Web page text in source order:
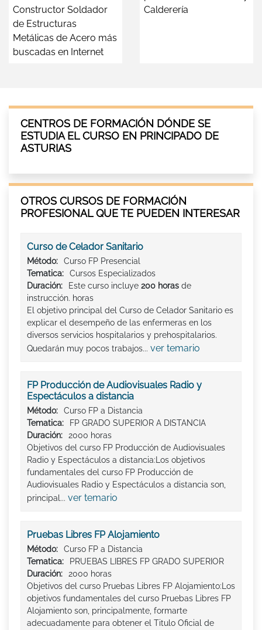
Constructor Soldador
de Estructuras
Metálicas de Acero más
buscadas en Internet
Calderería
CENTROS DE FORMACIÓN DÓNDE SE
ESTUDIA EL CURSO EN PRINCIPADO DE
ASTURIAS
OTROS CURSOS DE FORMACIÓN
PROFESIONAL QUE TE PUEDEN INTERESAR
Curso de Celador Sanitario
Método:
Curso FP Presencial
Tematica:
Cursos Especializados
Duración:
Este curso incluye 200 horas de
instrucción. horas
El objetivo principal del Curso de Celador Sanitario es
explicar el desempeño de las enfermeras en los
diversos servicios hospitalarios y prehospitalarios.
Quedarán muy pocos trabajos... ver temario
FP Producción de Audiovisuales Radio y
Espectáculos a distancia
Método:
Curso FP a Distancia
Tematica:
FP GRADO SUPERIOR A DISTANCIA
Duración:
2000 horas
Objetivos del curso FP Producción de Audiovisuales
Radio y Espectáculos a distancia:Los objetivos
fundamentales del curso FP Producción de
Audiovisuales Radio y Espectáculos a distancia son,
principal... ver temario
Pruebas Libres FP Alojamiento
Método:
Curso FP a Distancia
Tematica:
PRUEBAS LIBRES FP GRADO SUPERIOR
Duración:
2000 horas
Objetivos del curso Pruebas Libres FP Alojamiento:Los
objetivos fundamentales del curso Pruebas Libres FP
Alojamiento son, principalmente, formarte
adecuadamente para obtener el Titulo Oficial de